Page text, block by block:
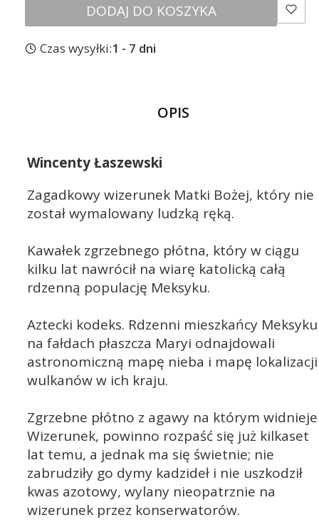
DODAJ DO KOSZYKA
Czas wysyłki:1 - 7 dni
OPIS
Wincenty Łaszewski
Zagadkowy wizerunek Matki Bożej, który nie
został wymalowany ludzką ręką.
Kawałek zgrzebnego płótna, który w ciągu
kilku lat nawrócił na wiarę katolicką całą
rdzenną populację Meksyku.
Aztecki kodeks. Rdzenni mieszkańcy Meksyku
na fałdach płaszcza Maryi odnajdowali
astronomiczną mapę nieba i mapę lokalizacji
wulkanów w ich kraju.
Zgrzebne płótno z agawy na którym widnieje
Wizerunek, powinno rozpaść się już kilkaset
lat temu, a jednak ma się świetnie; nie
zabrudziły go dymy kadzideł i nie uszkodził
kwas azotowy, wylany nieopatrznie na
wizerunek przez konserwatorów.